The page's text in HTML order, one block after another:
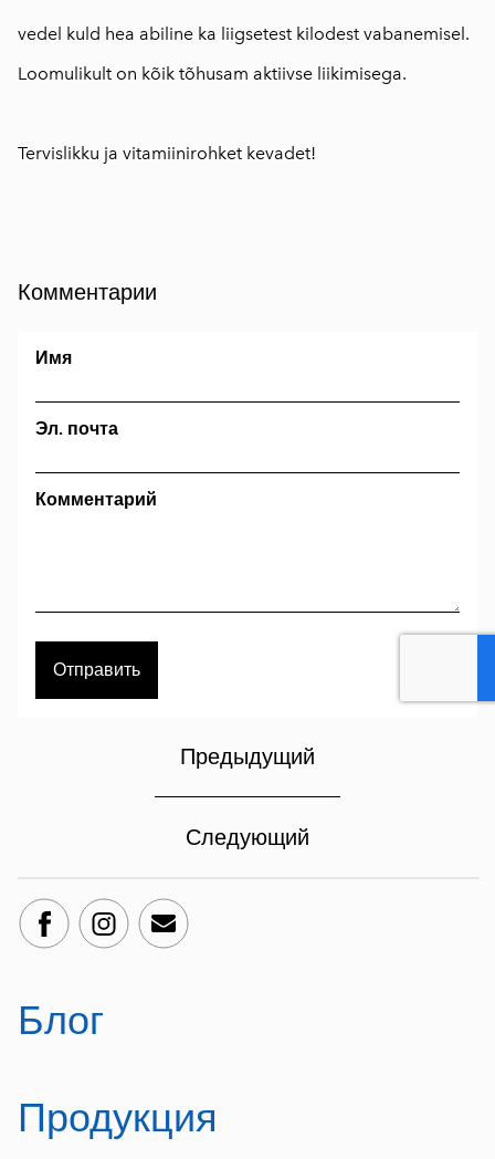
vedel kuld hea abiline ka liigsetest kilodest vabanemisel.
Loomulikult on kõik tõhusam aktiivse liikimisega.
Tervislikku ja vitamiinirohket kevadet!
Комментарии
Имя
Эл. почта
Комментарий
Предыдущий
Следующий
Блог
Продукция